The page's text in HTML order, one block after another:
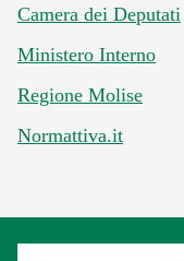
Camera dei Deputati
Ministero Interno
Regione Molise
Normattiva.it